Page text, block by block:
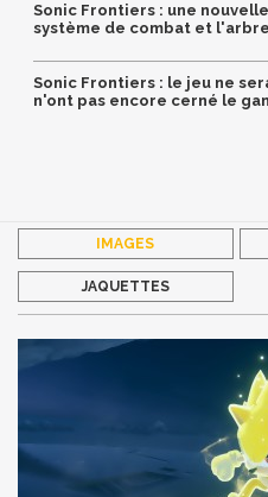
Sonic Frontiers : une
système de combat et
Sonic Frontiers : le jeu ne
n'ont pas encore cerné le
IMAGES
JAQUETTES